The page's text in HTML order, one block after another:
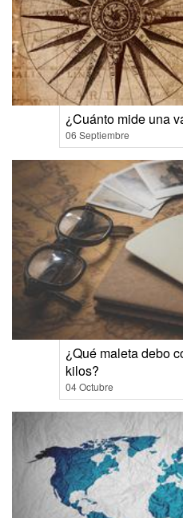
¿Cuánto mide una
06 Septiembre
¿Qué maleta debo
kilos?
04 Octubre